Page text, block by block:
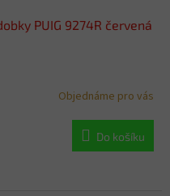
PUIG 9274R červená
Objednáme pro vás
Do košíku